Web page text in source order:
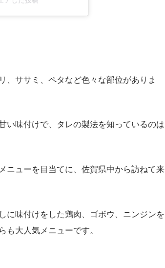
、ササミ、ペタなど色々な部位がありま
い味付けで、タレの製法を知っているのは
ニューを目当てに、佐賀県中から訪ねて来
に味付けをした鶏肉、ゴボウ、ニンジンを
も大人気メニューです。